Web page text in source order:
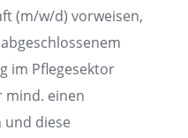
(m/w/d) vorweisen,
im Pflegesektor
mind. einen
diese